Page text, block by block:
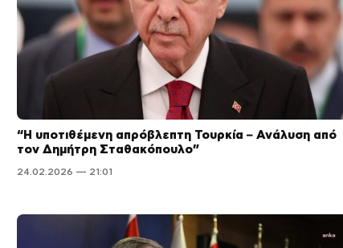
“Η υποτιθέμενη απρόβλεπτη Τουρκία – Ανάλυση από
τον Δημήτρη Σταθακόπουλο”
24.02.2026 — 21:01